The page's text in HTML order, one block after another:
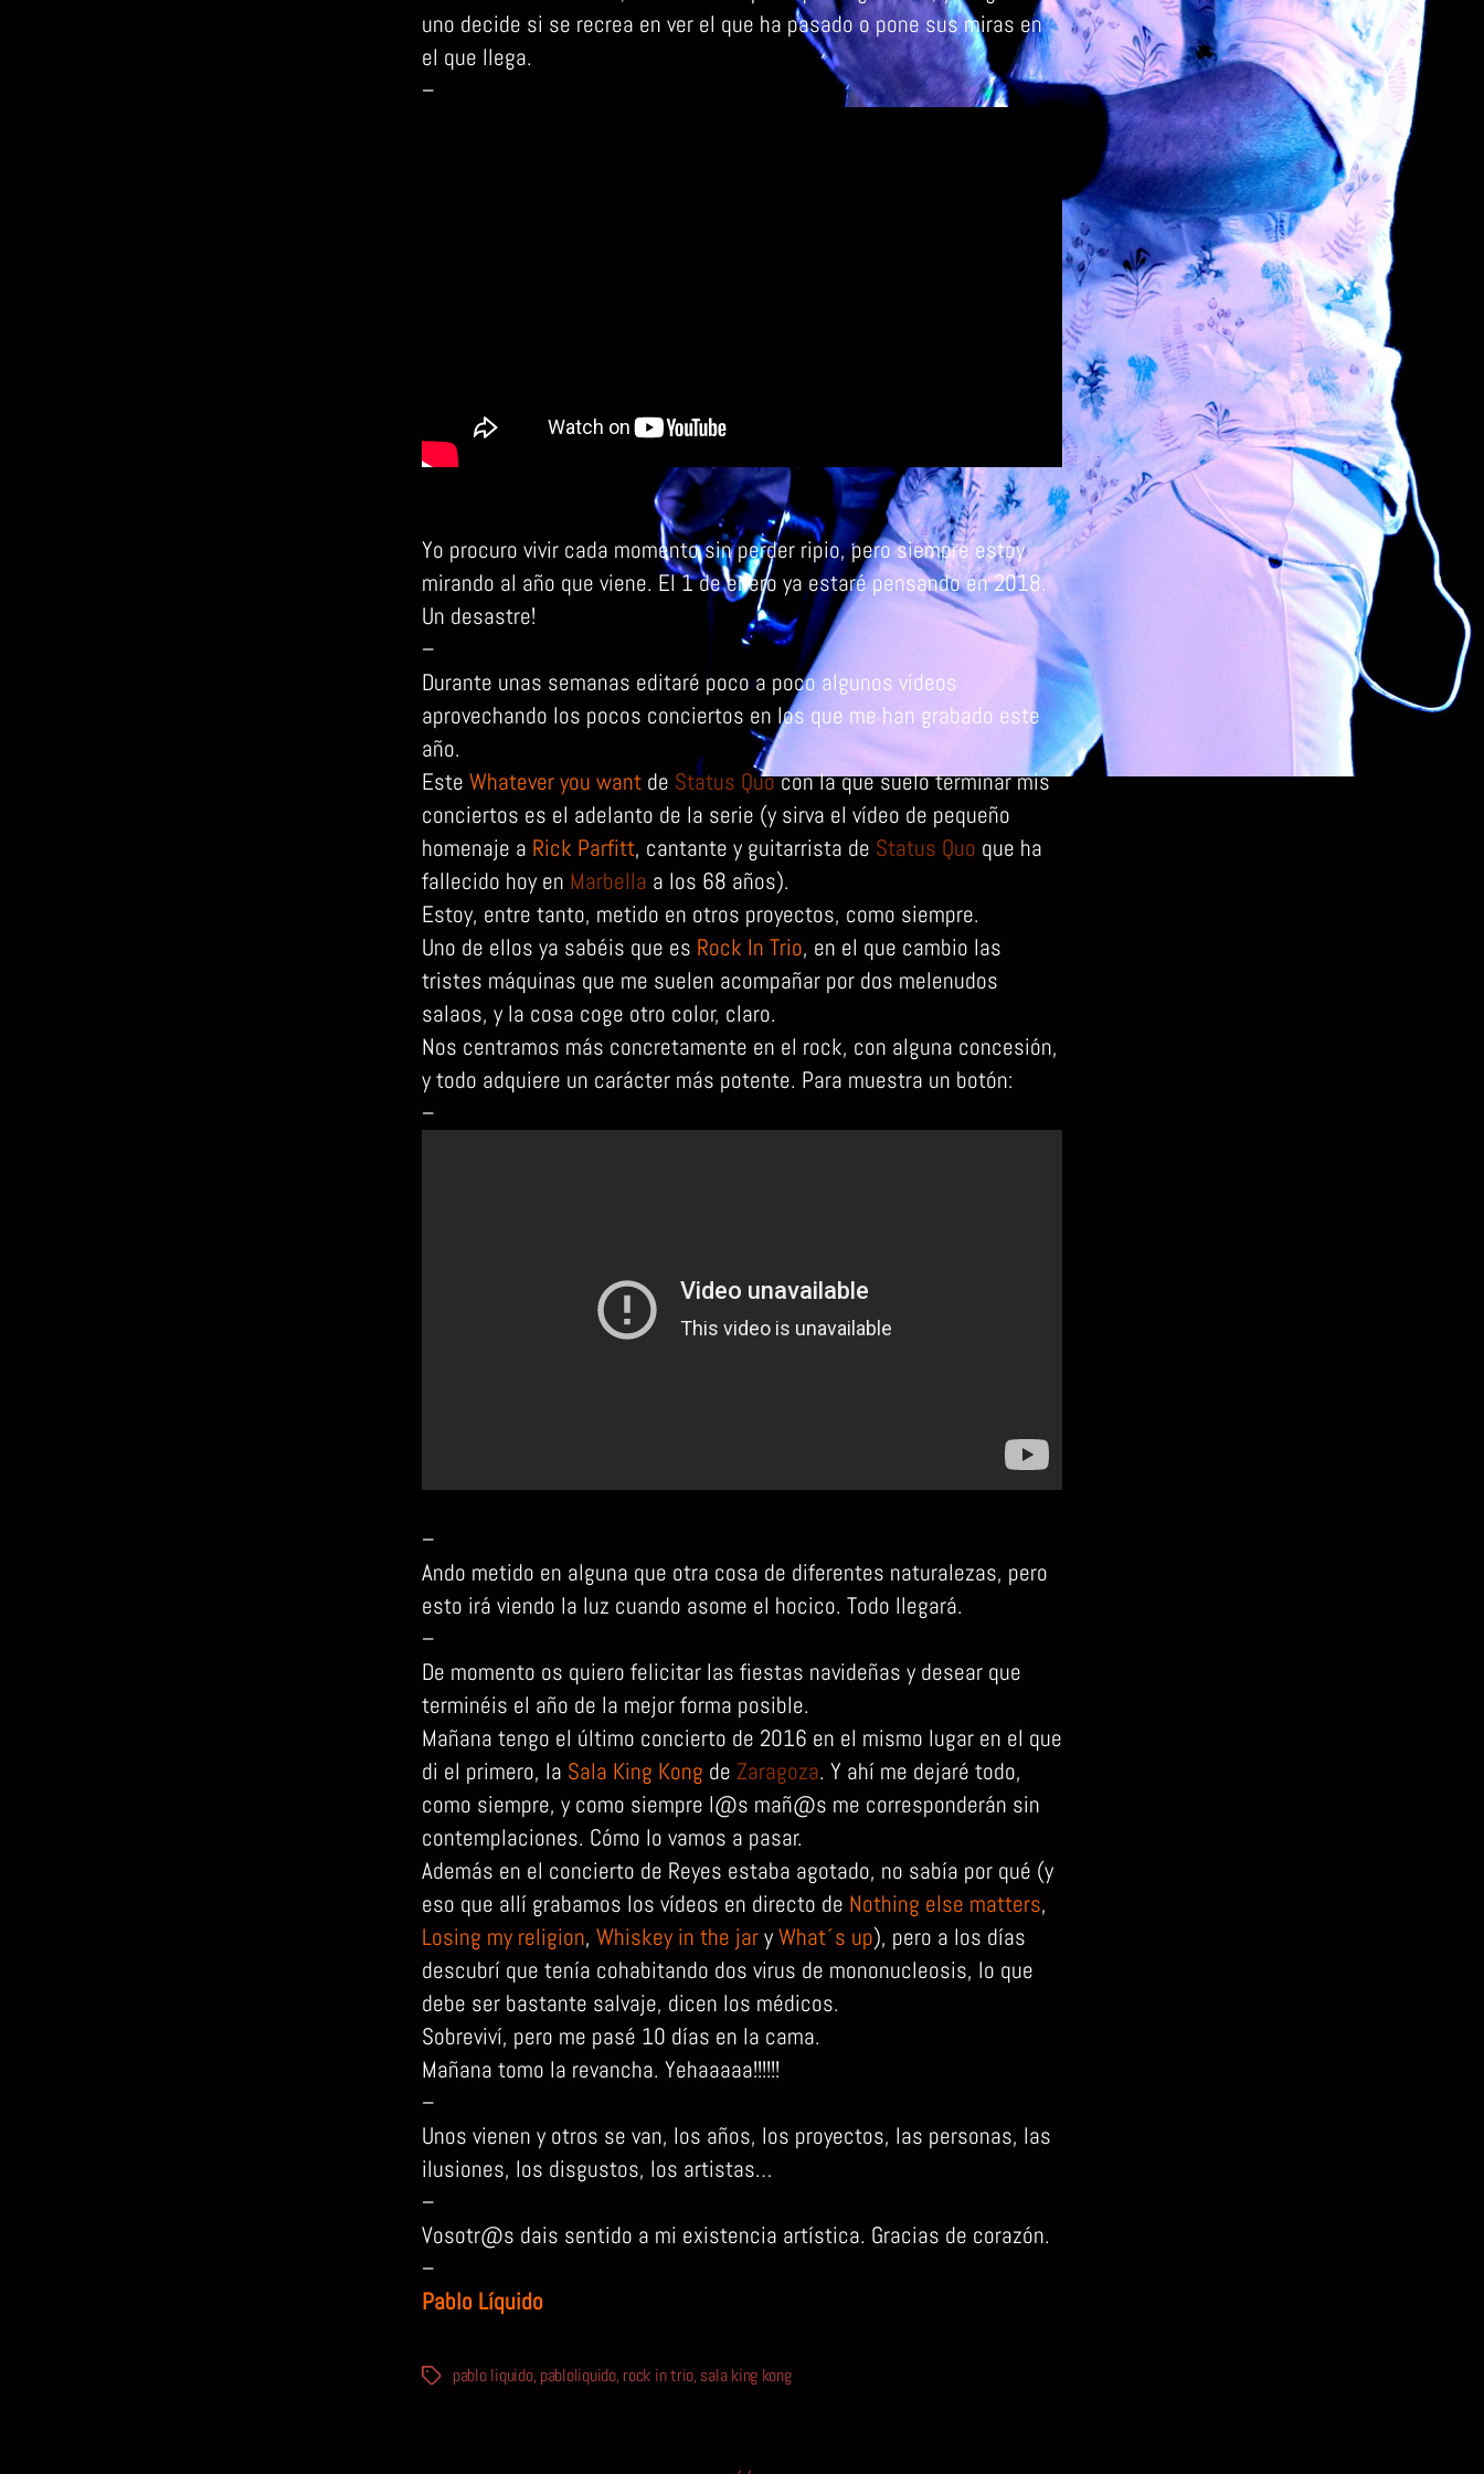
uno decide si se recrea en ver el que ha pasado o pone sus miras en
el que llega.
–
Yo procuro vivir cada momento sin perder ripio, pero siempre estoy
mirando al año que viene. El 1 de enero ya estaré pensando en 2018.
Un desastre!
–
Durante unas semanas editaré poco a poco algunos vídeos
aprovechando los pocos conciertos en los que me han grabado este
año.
Este Whatever you want de Status Quocon la que suelo terminar mis
conciertos es el adelanto de la serie (y sirva el vídeo de pequeño
homenaje a Rick Parfitt, cantante y guitarrista de Status Quo que ha
fallecido hoy en Marbella a los 68 años).
Estoy, entre tanto, metido en otros proyectos, como siempre.
Uno de ellos ya sabéis que es Rock In Trio, en el que cambio las
tristes máquinas que me suelen acompañar por dos melenudos
salaos, y la cosa coge otro color, claro.
Nos centramos más concretamente en el rock, con alguna concesión,
y todo adquiere un carácter más potente. Para muestra un botón:
–
–
Ando metido en alguna que otra cosa de diferentes naturalezas, pero
esto irá viendo la luz cuando asome el hocico. Todo llegará.
–
De momento os quiero felicitar las fiestas navideñas y desear que
terminéis el año de la mejor forma posible.
Mañana tengo el último concierto de 2016 en el mismo lugar en el que
di el primero, la Sala King Kong de Zaragoza. Y ahí me dejaré todo,
como siempre, y como siempre l@s mañ@s me corresponderán sin
contemplaciones. Cómo lo vamos a pasar.
Además en el concierto de Reyes estaba agotado, no sabía por qué (y
eso que allí grabamos los vídeos en directo de Nothing else matters,
Losing my religion, Whiskey in the jaryWhat´s up), pero a los días
descubrí que tenía cohabitando dos virus de mononucleosis, lo que
debe ser bastante salvaje, dicen los médicos.
Sobreviví, pero me pasé 10 días en la cama.
Mañana tomo la revancha. Yehaaaaa!!!!!!
–
Unos vienen y otros se van, los años, los proyectos, las personas, las
ilusiones, los disgustos, los artistas…
–
Vosotr@s dais sentido a mi existencia artística. Gracias de corazón.
–
Pablo Líquido
Etiquetaspablo liquido,pabloliquido,rock in trio,sala king kong